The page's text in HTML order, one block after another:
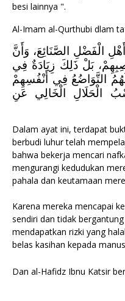
besi lainnya ".
Al-Imam al-Qurthubi dlam
الْفَضْلِ الصَّنَائِعَ، وَأَنَّ
بَلْ ذَلِكَ زِيَادَةٌ فِي
التَّوَاضُعُ فِي أَنْفُسِهِمْ
الْحَلَالِ الْخَالِي عَنِ
Dalam ayat ini, terdapat
berbudi luhur telah
bahwa bekerja mencari
mengurangi kedudukan
pahala dan keutamaan
Karena mereka mencapai
sendiri dan tidak
mendapatkan rizki yang
belas kasihan kepada
Dan al-Hafidz Ibnu Katsir